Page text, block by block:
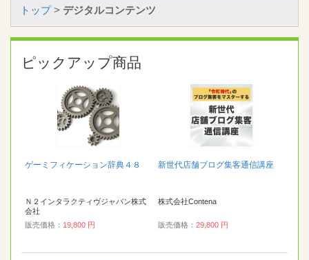
トップ> デジタルコンテンツ
ピックアップ商品
ゲーミフィケーション辞典４８
Ｎ２インタラクティヴジャパン株式
会社
販売価格： 19,800 円
新世代店舗ブログ集客通信講座
株式会社Contena
販売価格： 29,800 円